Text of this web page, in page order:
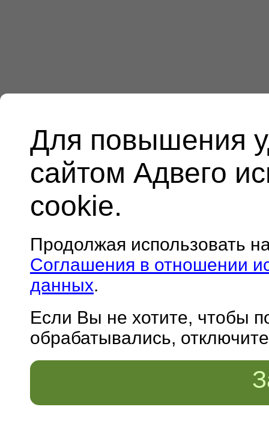
Для повышения
сайтом Адвего
cookie.
Продолжая использовать
Соглашения в отношении
данных.
Если Вы не хотите, чтобы
обрабатывались,